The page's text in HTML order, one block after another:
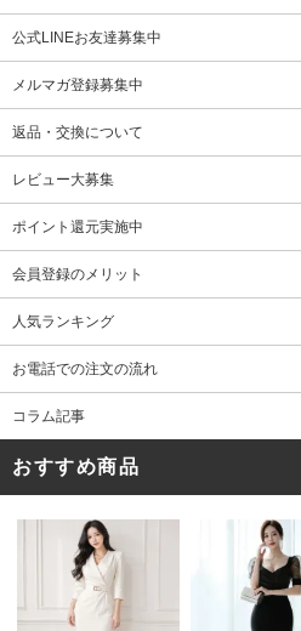
公式LINEお友達募集中
メルマガ登録募集中
返品・交換について
レビュー大募集
ポイント還元実施中
会員登録のメリット
人気ランキング
お電話での注文の流れ
コラム記事
おすすめ商品